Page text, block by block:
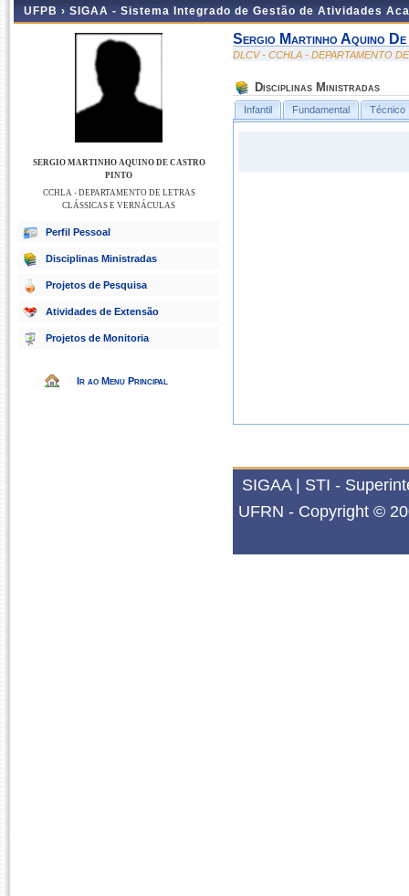
UFPB › SIGAA - Sistema Integrado de Gestão de Atividades
SERGIO MARTINHO AQUINO DE CASTRO
PINTO
CCHLA - DEPARTAMENTO DE LETRAS
CLÁSSICAS E VERNÁCULAS
Perfil Pessoal
Disciplinas Ministradas
Projetos de Pesquisa
Atividades de Extensão
Projetos de Monitoria
Ir ao Menu Principal
Sergio Martinho Aquino
DLCV - CCHLA - DEPARTAMENTO
Disciplinas Ministradas
Infantil Fundamental Técnico
SIGAA | STI -
UFRN - Copyright ©